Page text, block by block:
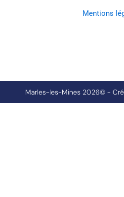
Mentions
Marles-les-Mines 2026© -